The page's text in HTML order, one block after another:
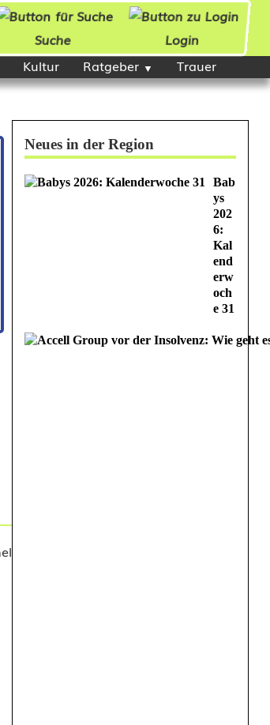
Suche
Login
Kultur Ratgeber Trauer
Neues in der Region
Bab
ys
202
6:
Kal
end
erw
och
e 31